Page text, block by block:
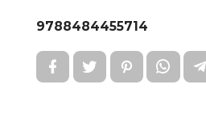
9788484455714